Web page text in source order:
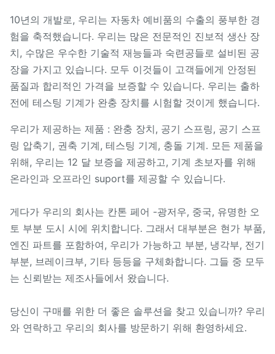
10년의 개발로, 우리는 자동차 예비품의 수출의 풍부한 경
험을 축적했습니다. 우리는 많은 전문적인 진보적 생산 장
치, 수많은 우수한 기술적 재능들과 숙련공들로 설비된 공
장을 가지고 있습니다. 모두 이것들이 고객들에게 안정된
품질과 합리적인 가격을 보증할 수 있습니다. 우리는 출하
전에 테스팅 기계가 완충 장치를 시험할 것이게 했습니다.
우리가 제공하는 제품 : 완충 장치, 공기 스프링, 공기 스프
링 압축기, 권축 기계, 테스팅 기계, 충돌 기계. 모든 제품을
위해, 우리는 12 달 보증을 제공하고, 기계 초보자를 위해
온라인과 오프라인 suport를 제공할 수 있습니다.
게다가 우리의 회사는 칸톤 페어 -광저우, 중국, 유명한 오
토 부분 도시 시에 위치합니다. 그래서 대부분은 현가 부품,
엔진 파트를 포함하여, 우리가 가능하고 부분, 냉각부, 전기
부분, 브레이크부, 기타 등등을 구체화합니다. 그들 중 모두
는 신뢰받는 제조사들에서 왔습니다.
당신이 구매를 위한 더 좋은 솔루션을 찾고 있습니까? 우리
와 연락하고 우리의 회사를 방문하기 위해 환영하세요.